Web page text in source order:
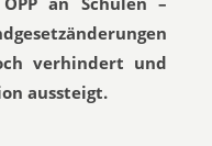
verhindert und
aussteigt.